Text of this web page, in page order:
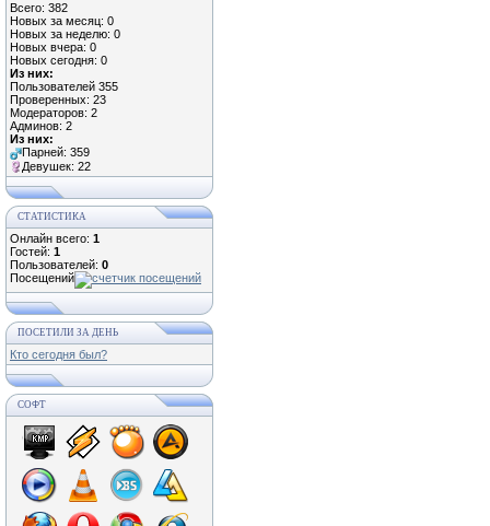
Всего: 382
Новых за месяц: 0
Новых за неделю: 0
Новых вчера: 0
Новых сегодня: 0
Из них:
Пользователей 355
Проверенных: 23
Модераторов: 2
Админов: 2
Из них:
Парней: 359
Девушек: 22
СТАТИСТИКА
Онлайн всего: 1
Гостей: 1
Пользователей: 0
Посещений
ПОСЕТИЛИ ЗА ДЕНЬ
Кто сегодня был?
СОФТ